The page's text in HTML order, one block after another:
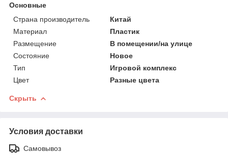
Основные
Страна производитель
Китай
Материал
Пластик
Размещение
В помещении/на улице
Состояние
Новое
Тип
Игровой комплекс
Цвет
Разные цвета
Скрыть
Условия доставки
Самовывоз